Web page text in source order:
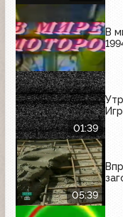
В
01:39
05:39